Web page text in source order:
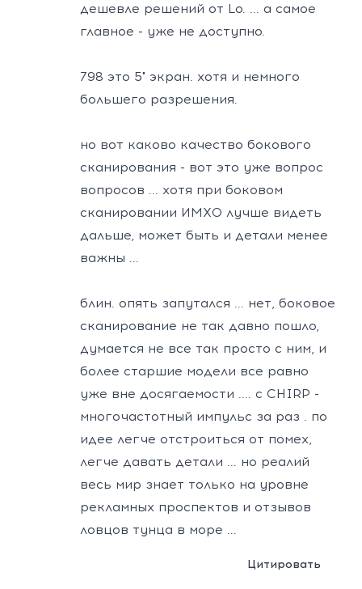
дешевле решений от Lo. ... а самое
главное - уже не доступно.
798 это 5" экран. хотя и немного
большего разрешения.
но вот каково качество бокового
сканирования - вот это уже вопрос
вопросов ... хотя при боковом
сканировании ИМХО лучше видеть
дальше, может быть и детали менее
важны ...
блин. опять запутался ... нет, боковое
сканирование не так давно пошло,
думается не все так просто с ним, и
более старшие модели все равно
уже вне досягаемости .... с CHIRP -
многочастотный импульс за раз . по
идее легче отстроиться от помех,
легче давать детали ... но реалий
весь мир знает только на уровне
рекламных проспектов и отзывов
ловцов тунца в море ...
Цитировать